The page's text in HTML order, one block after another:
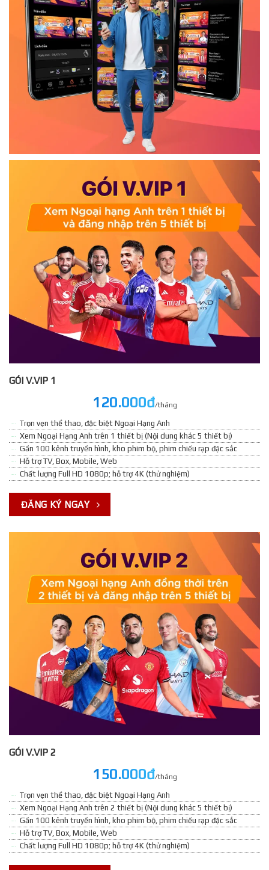
GÓI V.VIP 1
120.000đ/tháng
Trọn vẹn thể thao, đặc biệt Ngoại Hạng Anh
Xem Ngoại Hạng Anh trên 1 thiết bị (Nội dung khác 5 thiết bị)
Gần 100 kênh truyền hình, kho phim bộ, phim chiếu rạp đặc sắc
Hỗ trợ TV, Box, Mobile, Web
Chất lượng Full HD 1080p; hỗ trợ 4K (thử nghiệm)
ĐĂNG KÝ NGAY
GÓI V.VIP 2
150.000đ/tháng
Trọn vẹn thể thao, đặc biệt Ngoại Hạng Anh
Xem Ngoại Hạng Anh trên 2 thiết bị (Nội dung khác 5 thiết bị)
Gần 100 kênh truyền hình, kho phim bộ, phim chiếu rạp đặc sắc
Hỗ trợ TV, Box, Mobile, Web
Chất lượng Full HD 1080p; hỗ trợ 4K (thử nghiệm)